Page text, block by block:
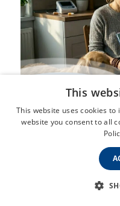
Epekímélő
epepanaszok
Gyors válasz: Az
zsírszegény, könnyen
megfelelő epekímélő
epegörcsöt,
This
This website uses cookies
website you consent to all